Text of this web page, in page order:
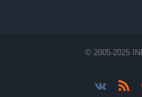
© 2005-2025
Vk